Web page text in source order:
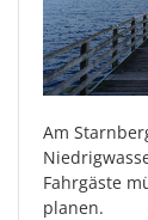
Am
Fahrgäste
planen.